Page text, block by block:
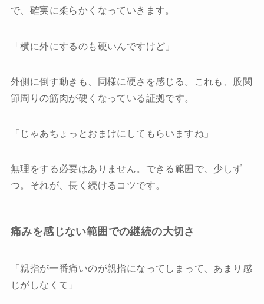
で、確実に柔らかくなっていきます。
「横に外にするのも硬いんですけど」
外側に倒す動きも、同様に硬さを感じる。これも、股関
節周りの筋肉が硬くなっている証拠です。
「じゃあちょっとおまけにしてもらいますね」
無理をする必要はありません。できる範囲で、少しず
つ。それが、長く続けるコツです。
痛みを感じない範囲での継続の大切さ
「親指が一番痛いのが親指になってしまって、あまり感
じがしなくて」